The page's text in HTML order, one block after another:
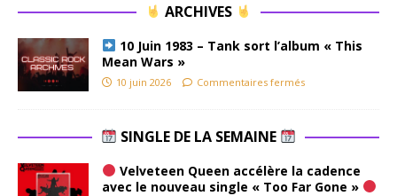
ARCHIVES
10 Juin 1983 – Tank sort l’album « This
Mean Wars »
10 juin 2026 Commentaires fermés
SINGLE DE LA SEMAINE
Velveteen Queen accélère la cadence
avec le nouveau single « Too Far Gone »